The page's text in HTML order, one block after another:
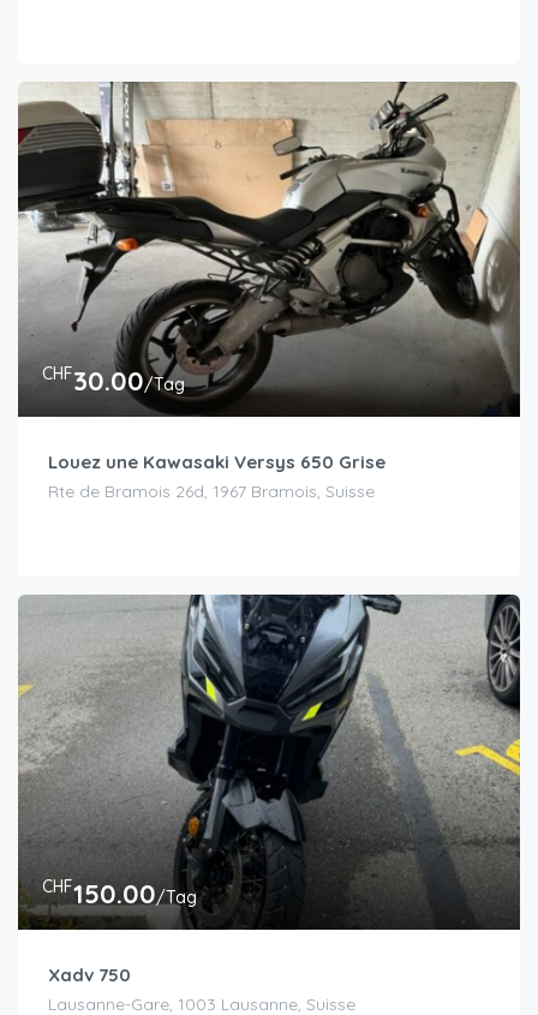
CHF30.00/Tag
Louez une Kawasaki Versys 650 Grise
Rte de Bramois 26d, 1967 Bramois, Suisse
CHF150.00/Tag
Xadv 750
Lausanne-Gare, 1003 Lausanne, Suisse